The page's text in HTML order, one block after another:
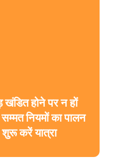
होने पर न हों
नियमों का पालन
करें यात्रा